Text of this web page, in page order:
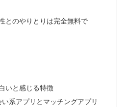
とのやりとりは完全無料で
いと感じる特徴
系アプリとマッチングアプリ